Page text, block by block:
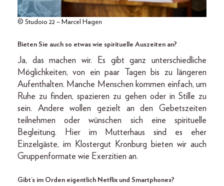
© Studoio 22 – Marcel Hagen
Bieten Sie auch so etwas wie spirituelle Auszeiten an?
Ja, das machen wir. Es gibt ganz unterschiedliche
Möglichkeiten, von ein paar Tagen bis zu längeren
Aufenthalten. Manche Menschen kommen einfach, um
Ruhe zu finden, spazieren zu gehen oder in Stille zu
sein. Andere wollen gezielt an den Gebetszeiten
teilnehmen oder wünschen sich eine spirituelle
Begleitung. Hier im Mutterhaus sind es eher
Einzelgäste, im Klostergut Kronburg bieten wir auch
Gruppenformate wie Exerzitien an.
Gibt’s im Orden eigentlich Netflix und Smartphones?